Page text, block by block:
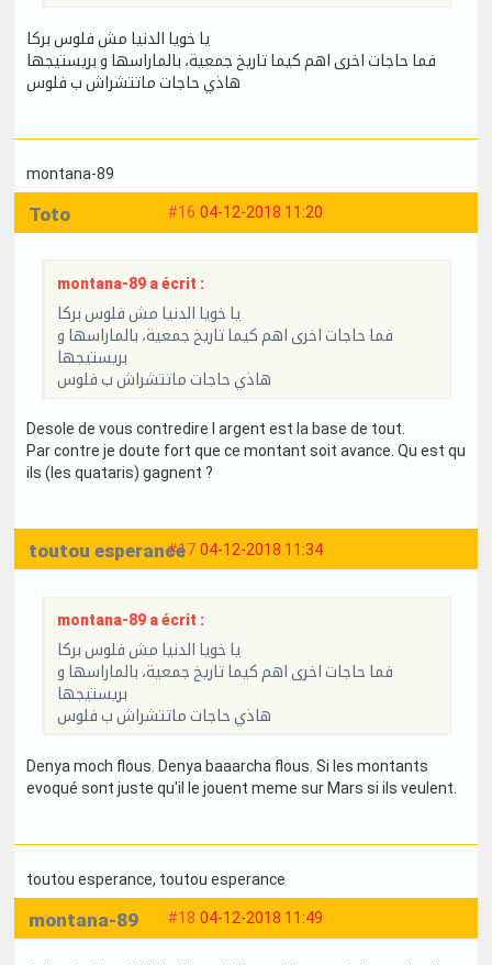
يا خويا الدنيا مش فلوس بركا
فما حاجات اخرى اهم كيما تاريخ جمعية، بالماراسها و بريستيجها
هاذي حاجات ماتتشراش ب فلوس
montana-89
#16 04-12-2018 11:20
Toto
montana-89 a écrit :
يا خويا الدنيا مش فلوس بركا
فما حاجات اخرى اهم كيما تاريخ جمعية، بالماراسها و
بريستيجها
هاذي حاجات ماتتشراش ب فلوس
Desole de vous contredire l argent est la base de tout.
Par contre je doute fort que ce montant soit avance. Qu est qu
ils (les quataris) gagnent ?
#17 04-12-2018 11:34
toutou esperance
montana-89 a écrit :
يا خويا الدنيا مش فلوس بركا
فما حاجات اخرى اهم كيما تاريخ جمعية، بالماراسها و
بريستيجها
هاذي حاجات ماتتشراش ب فلوس
Denya moch flous. Denya baaarcha flous. Si les montants
evoqué sont juste qu'il le jouent meme sur Mars si ils veulent.
toutou esperance, toutou esperance
#18 04-12-2018 11:49
montana-89